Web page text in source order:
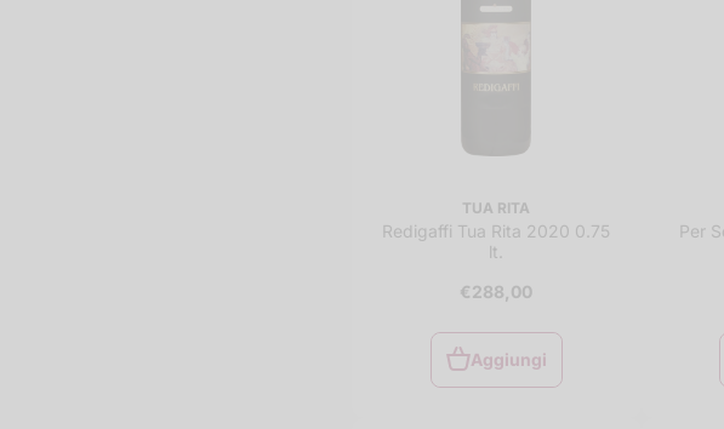
TUA RITA
Redigaffi Tua Rita 2020 0.75
lt.
€288,00
Aggiungi
Aggiungi
Per